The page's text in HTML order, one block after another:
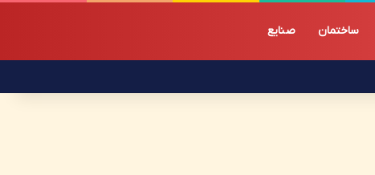
ساختمان صنایع